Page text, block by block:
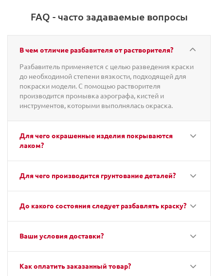
FAQ - часто задаваемые вопросы
В чем отличие разбавителя от растворителя?
Разбавитель применяется с целью разведения краски
до необходимой степени вязкости, подходящей для
покраски модели. С помощью растворителя
производится промывка аэрографа, кистей и
инструментов, которыми выполнялась окраска.
Для чего окрашенные изделия покрываются
лаком?
Для чего производится грунтование деталей?
До какого состояния следует разбавлять краску?
Ваши условия доставки?
Как оплатить заказанный товар?